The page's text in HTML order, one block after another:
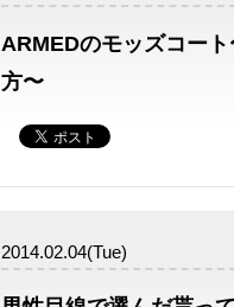
ARMEDのモッズコー
方〜
2014.02.04(Tue)